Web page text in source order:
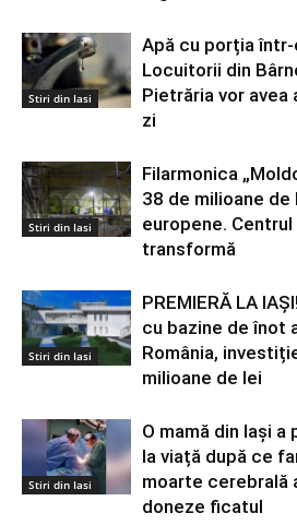
Stiri din Iasi
Apă cu porția într-
Locuitorii din
Pietrăria vor avea
zi
Stiri din Iasi
Filarmonica
38 de milioane de
europene. Centrul
transformă
Stiri din Iasi
PREMIERĂ LA
cu bazine de înot
România,
milioane de lei
Stiri din Iasi
O mamă din Iași a
la viață după ce
moarte cerebrală
doneze ficatul